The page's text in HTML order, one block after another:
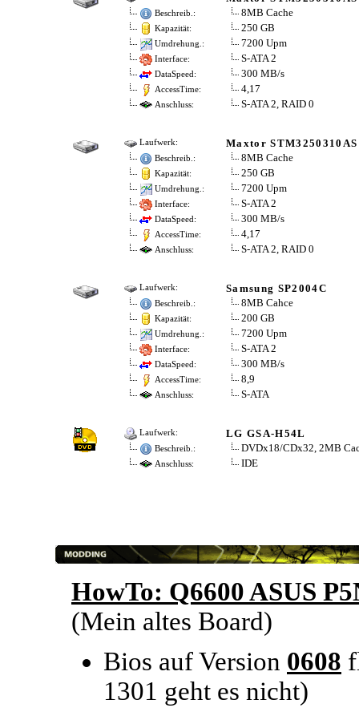
Beschreib.: 8MB Cache
Kapazität: 250 GB
Umdrehung.: 7200 Upm
Interface: S-ATA 2
DataSpeed: 300 MB/s
AccessTime: 4,17
Anschluss: S-ATA 2, RAID 0
Laufwerk: Maxtor STM3250310AS
Beschreib.: 8MB Cache
Kapazität: 250 GB
Umdrehung.: 7200 Upm
Interface: S-ATA 2
DataSpeed: 300 MB/s
AccessTime: 4,17
Anschluss: S-ATA 2, RAID 0
Laufwerk: Samsung SP2004C
Beschreib.: 8MB Cahce
Kapazität: 200 GB
Umdrehung.: 7200 Upm
Interface: S-ATA 2
DataSpeed: 300 MB/s
AccessTime: 8,9
Anschluss: S-ATA
Laufwerk: LG GSA-H54L
Beschreib.: DVDx18/CDx32, 2MB
Anschluss: IDE
HowTo: Q6600 ASUS
(Mein altes Board)
Bios auf Version 0608
1301 geht es nicht)